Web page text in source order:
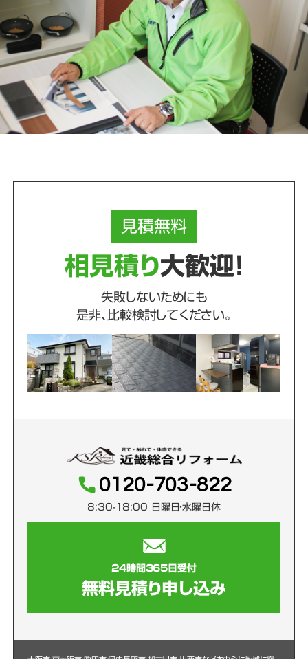
見積無料
相見積り大歓迎！
失敗しないためにも
是非、比較検討してください。
0120-703-822
8:30-18:00 日曜日・水曜日休
24時間365日受付
無料見積り申し込み